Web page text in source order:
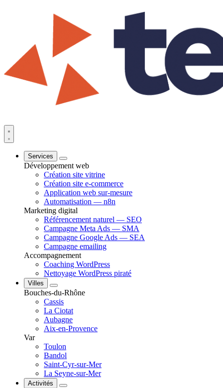
Services
Développement web
Création site vitrine
Création site e-commerce
Application web sur-mesure
Automatisation — n8n
Marketing digital
Référencement naturel — SEO
Campagne Meta Ads — SMA
Campagne Google Ads — SEA
Campagne emailing
Accompagnement
Coaching WordPress
Nettoyage WordPress piraté
Villes
Bouches-du-Rhône
Cassis
La Ciotat
Aubagne
Aix-en-Provence
Var
Toulon
Bandol
Saint-Cyr-sur-Mer
La Seyne-sur-Mer
Activités